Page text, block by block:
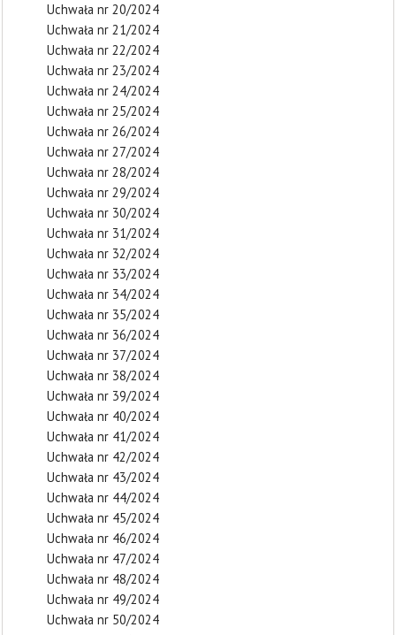
Uchwała nr 20/2024
Uchwała nr 21/2024
Uchwała nr 22/2024
Uchwała nr 23/2024
Uchwała nr 24/2024
Uchwała nr 25/2024
Uchwała nr 26/2024
Uchwała nr 27/2024
Uchwała nr 28/2024
Uchwała nr 29/2024
Uchwała nr 30/2024
Uchwała nr 31/2024
Uchwała nr 32/2024
Uchwała nr 33/2024
Uchwała nr 34/2024
Uchwała nr 35/2024
Uchwała nr 36/2024
Uchwała nr 37/2024
Uchwała nr 38/2024
Uchwała nr 39/2024
Uchwała nr 40/2024
Uchwała nr 41/2024
Uchwała nr 42/2024
Uchwała nr 43/2024
Uchwała nr 44/2024
Uchwała nr 45/2024
Uchwała nr 46/2024
Uchwała nr 47/2024
Uchwała nr 48/2024
Uchwała nr 49/2024
Uchwała nr 50/2024